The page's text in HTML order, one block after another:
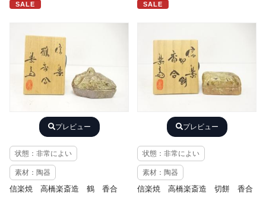
SALE
プレビュー
状態：非常によい
素材：陶器
信楽焼 高橋楽斎造 鶴 香合
SALE
プレビュー
状態：非常によい
素材：陶器
信楽焼 高橋楽斎造 切餅 香合